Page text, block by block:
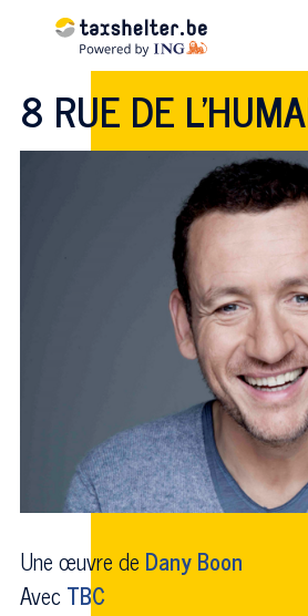
Aller au contenu principal
8 RUE DE
Une œuvre de Dany Boon
AvecTBC